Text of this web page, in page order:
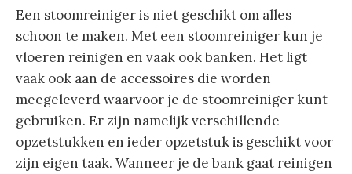
Een stoomreiniger is niet geschikt om alles
schoon te maken. Met een stoomreiniger kun je
vloeren reinigen en vaak ook banken. Het ligt
vaak ook aan de accessoires die worden
meegeleverd waarvoor je de stoomreiniger kunt
gebruiken. Er zijn namelijk verschillende
opzetstukken en ieder opzetstuk is geschikt voor
zijn eigen taak. Wanneer je de bank gaat reinigen